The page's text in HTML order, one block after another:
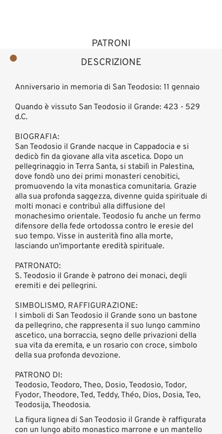
DESCRIZIONE
PATRONI
Anniversario in memoria di San Teodosio: 11 gennaio
Quando è vissuto San Teodosio il Grande: 423 - 529
d.C.
BIOGRAFIA:
San Teodosio il Grande nacque in Cappadocia e si
dedicò fin da giovane alla vita ascetica. Dopo un
pellegrinaggio in Terra Santa, si stabilì in Palestina,
dove fondò uno dei primi monasteri cenobitici,
promuovendo la vita monastica comunitaria. Grazie
alla sua profonda saggezza, divenne guida spirituale di
molti monaci e contribuì alla diffusione del
monachesimo orientale. Teodosio fu anche un fermo
difensore della fede ortodossa contro le eresie del
suo tempo. Visse in austerità fino alla morte,
lasciando un'importante eredità spirituale.
PATRONATO:
S. Teodosio il Grande è patrono dei monaci, degli
eremiti e dei pellegrini.
SIMBOLISMO, RAFFIGURAZIONE:
I simboli di San Teodosio il Grande sono un bastone
da pellegrino, che rappresenta il suo lungo cammino
ascetico, una borraccia, segno delle privazioni della
sua vita da eremita, e un rosario con croce, simbolo
della sua profonda devozione.
PATRONO DI:
Teodosio, Teodoro, Theo, Dosio, Teodosio, Todor,
Fyodor, Theodore, Ted, Teddy, Théo, Dios, Dosia, Teo,
Teodosija, Theodosia.
La figura lignea di San Teodosio il Grande è raffigurata
con un lungo abito monastico marrone e un mantello